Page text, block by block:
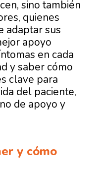
sino también
quienes
adaptar sus
apoyo
en cada
y saber cómo
clave para
del paciente,
de apoyo y
y cómo